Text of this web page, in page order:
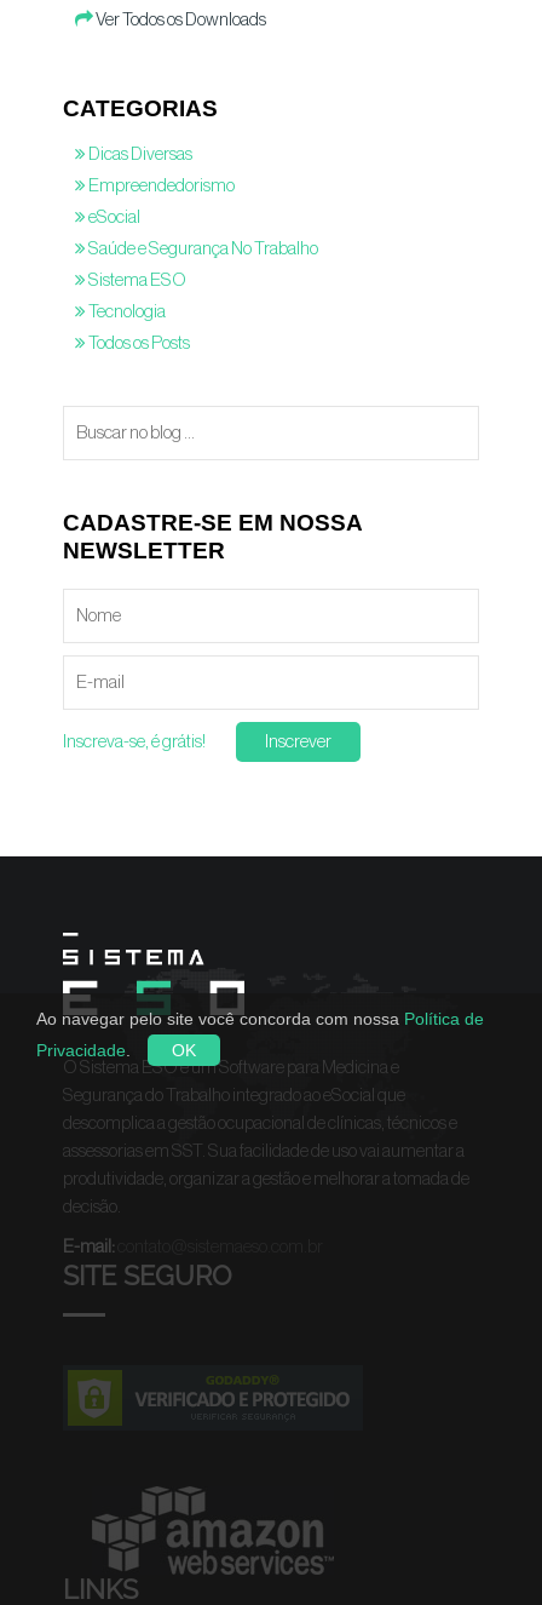
Ver Todos os Downloads
CATEGORIAS
Dicas Diversas
Empreendedorismo
eSocial
Saúde e Segurança No Trabalho
Sistema ESO
Tecnologia
Todos os Posts
CADASTRE-SE EM NOSSA
NEWSLETTER
Inscreva-se, é grátis! Inscrever
O Sistema ESO é um Software para Medicina e
Segurança do Trabalho integrado ao eSocial que
descomplica a gestão ocupacional de clínicas, técnicos e
assessorias em SST. Sua facilidade de uso vai aumentar a
produtividade, organizar a gestão e melhorar a tomada de
decisão.
E-mail:
SITE SEGURO
LINKS
Ao navegar pelo site você concorda com nossa Política de
Privacidade
OK